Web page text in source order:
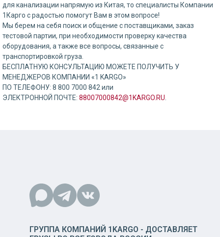
для канализации напрямую из Китая, то специалисты Компании
1Карго с радостью помогут Вам в этом вопросе!
Мы берем на себя поиск и общение с поставщиками, заказ
тестовой партии, при необходимости проверку качества
оборудования, а также все вопросы, связанные с
транспортировкой груза.
БЕСПЛАТНУЮ КОНСУЛЬТАЦИЮ МОЖЕТЕ ПОЛУЧИТЬ У
МЕНЕДЖЕРОВ КОМПАНИИ «1 KARGO»
ПО ТЕЛЕФОНУ: 8 800 7000 842 или
ЭЛЕКТРОННОЙ ПОЧТЕ: 88007000842@1KARGO.RU
ГРУППА КОМПАНИЙ 1KARGO - ДОСТАВЛЯЕТ